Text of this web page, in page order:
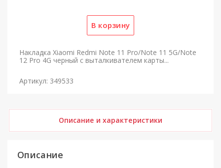
Накладка Xiaomi Redmi Note 11 Pro/Note 11 5G/Note
12 Pro 4G черный с выталкивателем карты...
Артикул: 349533
Описание и характеристики
Описание